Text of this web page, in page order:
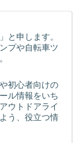
と申します。
プや自転車ツ
初心者向けの
ル情報をいち
ウトドアライ
う、役立つ情